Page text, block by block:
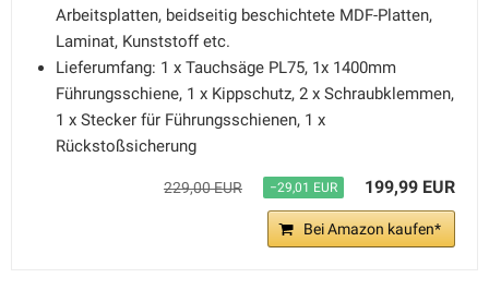
Arbeitsplatten, beidseitig beschichtete MDF-Platten,
Laminat, Kunststoff etc.
Lieferumfang: 1 x Tauchsäge PL75, 1x 1400mm
Führungsschiene, 1 x Kippschutz, 2 x Schraubklemmen,
1 x Stecker für Führungsschienen, 1 x
Rückstoßsicherung
229,00 EUR −29,01 EUR 199,99 EUR
Bei Amazon kaufen*